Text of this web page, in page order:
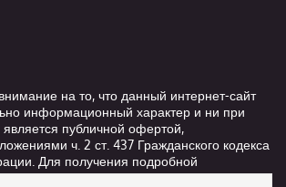
на то, что данный интернет-сайт
информационный характер и ни при
является публичной офертой,
ч. 2 ст. 437 Гражданского кодекса
Для получения подробной
и сроках выполнения услуг,